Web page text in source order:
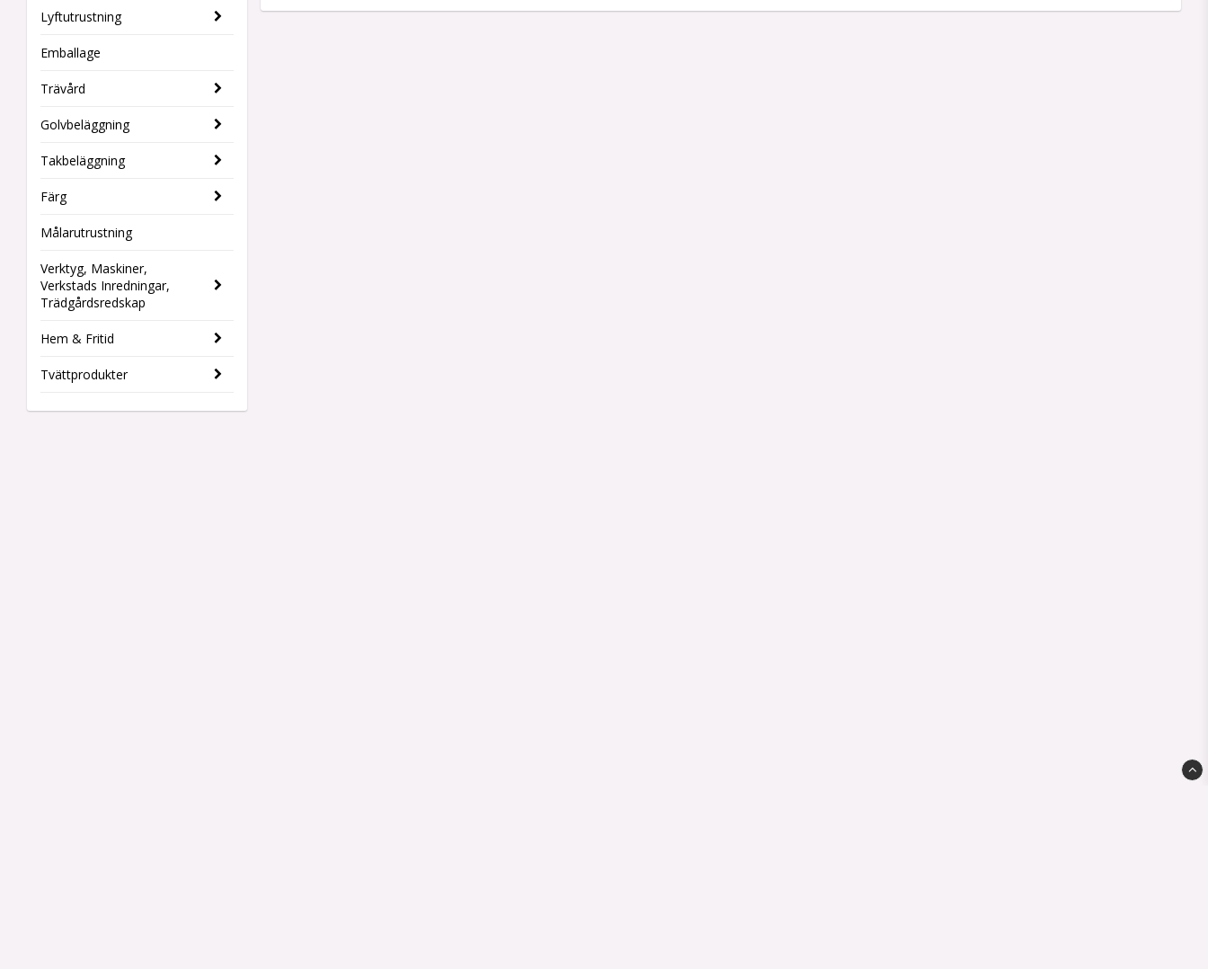
Lyftutrustning
Emballage
Trävård
Golvbeläggning
Takbeläggning
Färg
Målarutrustning
Verktyg, Maskiner,
Verkstads Inredningar,
Trädgårdsredskap
Hem & Fritid
Tvättprodukter